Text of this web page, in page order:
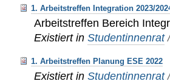
1. Arbeitstreffen Integration 2023/
Arbeitstreffen Bereich
Existiert in Studentinnenrat
1. Arbeitstreffen Planung ESE 2022
Existiert in Studentinnenrat